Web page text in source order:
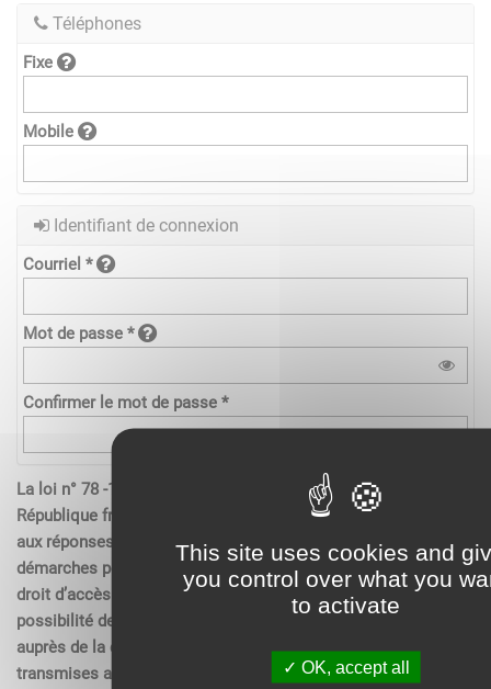
This site uses cookies and
you control over what you
to activate
OK, accept all
Téléphones
Fixe
Mobile
Identifiant de connexion
Courriel *
Mot de passe *
Confirmer le mot de passe *
La loi n° 78 -17 du 6 janvier 1978 relative à l’informatique de la
République française, aux fichiers et aux libertés s’applique
aux réponses contenues dans les demandes effectués sur les
démarches pour les personnes physiques. Elle garantit un
droit d’accès aux données nominatives les concernant et la
possibilité de rectification. Ces droits peuvent être exercés
auprès de la collectivité. Les données recueillies seront
transmises aux services compétents pour l’instruction de